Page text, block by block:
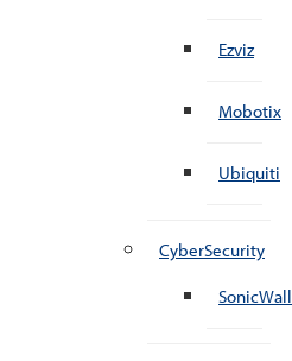
Ezviz
Mobotix
Ubiquiti
CyberSecurity
SonicWall